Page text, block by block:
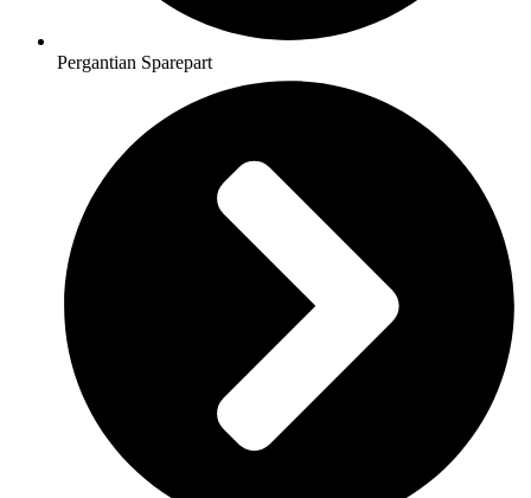
Pergantian Sparepart